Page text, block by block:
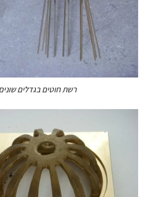
רשת חוטים בגדלים שונים